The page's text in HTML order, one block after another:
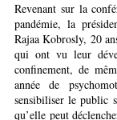
Revenant sur la
pandémie, la
Rajaa Kobrosly, 20
qui ont vu leur
confinement, de
année de
sensibiliser le public
qu’elle peut